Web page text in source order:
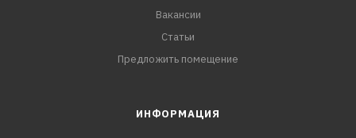
Вакансии
Статьи
Предложить помещение
ИНФОРМАЦИЯ